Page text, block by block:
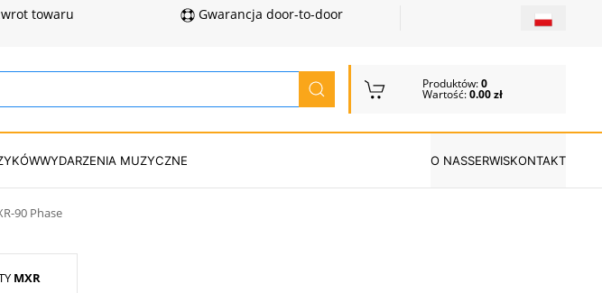
towaru Gwarancja door-to-door
Produktów:0
Wartość:0.00 zł
WYDARZENIA MUZYCZNE O NASSERWISKONTAKT
90 Phase
MXR